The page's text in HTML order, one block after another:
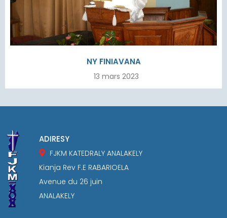
NY FINIAVANA
13 mars 2023
ADIRESY
FJKM KATEDRALY ANALAKELY
Kianja Rev F.E RABARIOELA
Avenue du 26 juin
ANALAKELY